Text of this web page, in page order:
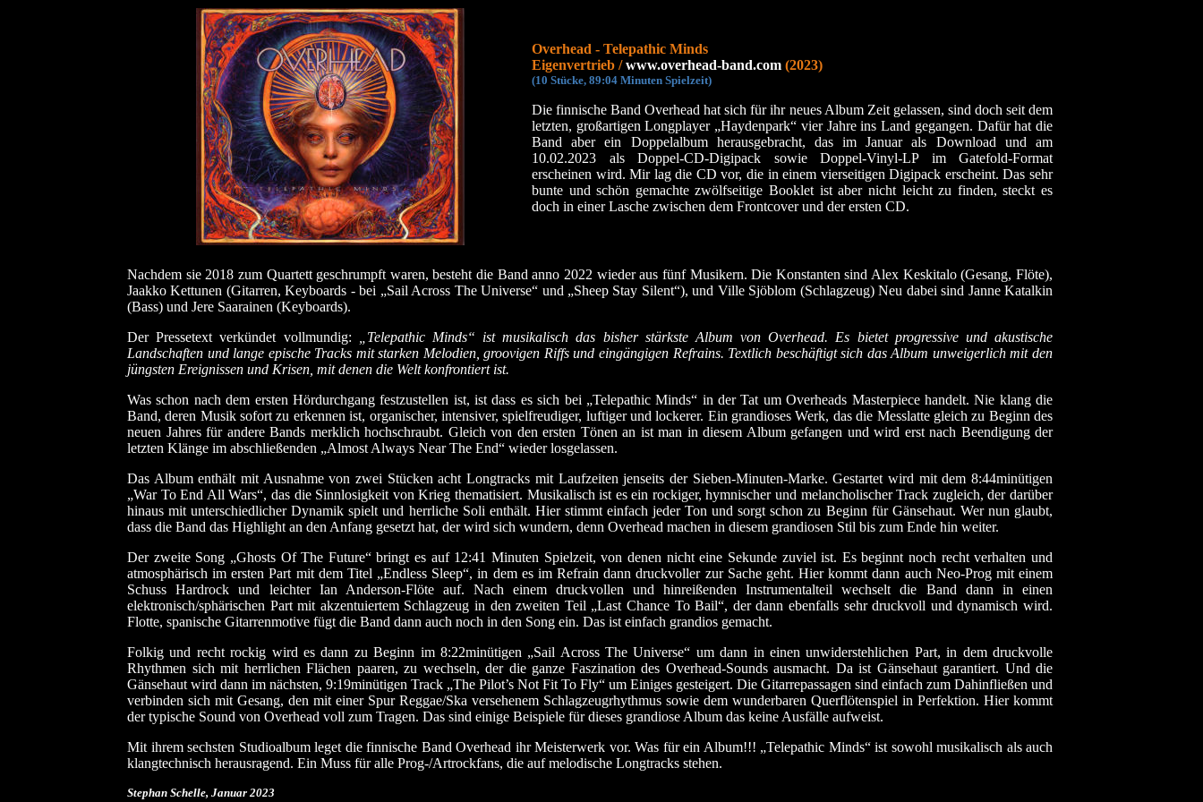
Overhead - Telepathic Minds
Eigenvertrieb /www.overhead-band.com (2023)
(10 Stücke, 89:04 Minuten Spielzeit)
Die finnische Band Overhead hat sich für ihr neues Album Zeit gelassen, sind doch seit dem
letzten, großartigen Longplayer „Haydenpark“ vier Jahre ins Land gegangen. Dafür hat die
Band aber ein Doppelalbum herausgebracht, das im Januar als Download und am
10.02.2023 als Doppel-CD-Digipack sowie Doppel-Vinyl-LP im Gatefold-Format
erscheinen wird. Mir lag die CD vor, die in einem vierseitigen Digipack erscheint. Das sehr
bunte und schön gemachte zwölfseitige Booklet ist aber nicht leicht zu finden, steckt es
doch in einer Lasche zwischen dem Frontcover und der ersten CD.
Nachdem sie 2018 zum Quartett geschrumpft waren, besteht die Band anno 2022 wieder aus fünf Musikern. Die Konstanten sind Alex Keskitalo (Gesang, Flöte),
Jaakko Kettunen (Gitarren, Keyboards - bei „Sail Across The Universe“ und „Sheep Stay Silent“), und Ville Sjöblom (Schlagzeug) Neu dabei sind Janne Katalkin
(Bass) und Jere Saarainen (Keyboards).
Der Pressetext verkündet vollmundig: „Telepathic Minds“ ist musikalisch das bisher stärkste Album von Overhead. Es bietet progressive und akustische
Landschaften und lange epische Tracks mit starken Melodien, groovigen Riffs und eingängigen Refrains. Textlich beschäftigt sich das Album unweigerlich mit den
jüngsten Ereignissen und Krisen, mit denen die Welt konfrontiert ist.
Was schon nach dem ersten Hördurchgang festzustellen ist, ist dass es sich bei „Telepathic Minds“ in der Tat um Overheads Masterpiece handelt. Nie klang die
Band, deren Musik sofort zu erkennen ist, organischer, intensiver, spielfreudiger, luftiger und lockerer. Ein grandioses Werk, das die Messlatte gleich zu Beginn des
neuen Jahres für andere Bands merklich hochschraubt. Gleich von den ersten Tönen an ist man in diesem Album gefangen und wird erst nach Beendigung der
letzten Klänge im abschließenden „Almost Always Near The End“ wieder losgelassen.
Das Album enthält mit Ausnahme von zwei Stücken acht Longtracks mit Laufzeiten jenseits der Sieben-Minuten-Marke. Gestartet wird mit dem 8:44minütigen
„War To End All Wars“, das die Sinnlosigkeit von Krieg thematisiert. Musikalisch ist es ein rockiger, hymnischer und melancholischer Track zugleich, der darüber
hinaus mit unterschiedlicher Dynamik spielt und herrliche Soli enthält. Hier stimmt einfach jeder Ton und sorgt schon zu Beginn für Gänsehaut. Wer nun glaubt,
dass die Band das Highlight an den Anfang gesetzt hat, der wird sich wundern, denn Overhead machen in diesem grandiosen Stil bis zum Ende hin weiter.
Der zweite Song „Ghosts Of The Future“ bringt es auf 12:41 Minuten Spielzeit, von denen nicht eine Sekunde zuviel ist. Es beginnt noch recht verhalten und
atmosphärisch im ersten Part mit dem Titel „Endless Sleep“, in dem es im Refrain dann druckvoller zur Sache geht. Hier kommt dann auch Neo-Prog mit einem
Schuss Hardrock und leichter Ian Anderson-Flöte auf. Nach einem druckvollen und hinreißenden Instrumentalteil wechselt die Band dann in einen
elektronisch/sphärischen Part mit akzentuiertem Schlagzeug in den zweiten Teil „Last Chance To Bail“, der dann ebenfalls sehr druckvoll und dynamisch wird.
Flotte, spanische Gitarrenmotive fügt die Band dann auch noch in den Song ein. Das ist einfach grandios gemacht.
Folkig und recht rockig wird es dann zu Beginn im 8:22minütigen „Sail Across The Universe“ um dann in einen unwiderstehlichen Part, in dem druckvolle
Rhythmen sich mit herrlichen Flächen paaren, zu wechseln, der die ganze Faszination des Overhead-Sounds ausmacht. Da ist Gänsehaut garantiert. Und die
Gänsehaut wird dann im nächsten, 9:19minütigen Track „The Pilot’s Not Fit To Fly“ um Einiges gesteigert. Die Gitarrepassagen sind einfach zum Dahinfließen und
verbinden sich mit Gesang, den mit einer Spur Reggae/Ska versehenem Schlagzeugrhythmus sowie dem wunderbaren Querflötenspiel in Perfektion. Hier kommt
der typische Sound von Overhead voll zum Tragen. Das sind einige Beispiele für dieses grandiose Album das keine Ausfälle aufweist.
Mit ihrem sechsten Studioalbum leget die finnische Band Overhead ihr Meisterwerk vor. Was für ein Album!!! „Telepathic Minds“ ist sowohl musikalisch als auch
klangtechnisch herausragend. Ein Muss für alle Prog-/Artrockfans, die auf melodische Longtracks stehen.
Stephan Schelle, Januar 2023